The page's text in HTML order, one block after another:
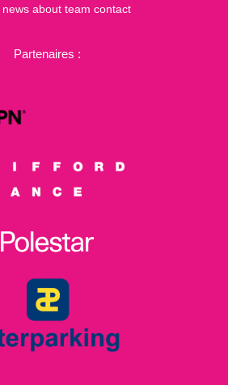
news about team contact
Partenaires :